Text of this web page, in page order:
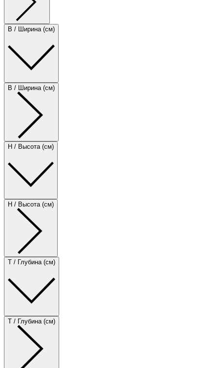
B / Ширина (см)
B / Ширина (см)
H / Высота (см)
H / Высота (см)
T / Глубина (см)
T / Глубина (см)